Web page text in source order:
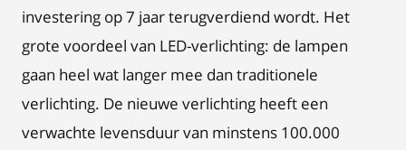
investering op 7 jaar terugverdiend wordt. Het
grote voordeel van LED-verlichting: de lampen
gaan heel wat langer mee dan traditionele
verlichting. De nieuwe verlichting heeft een
verwachte levensduur van minstens 100.000